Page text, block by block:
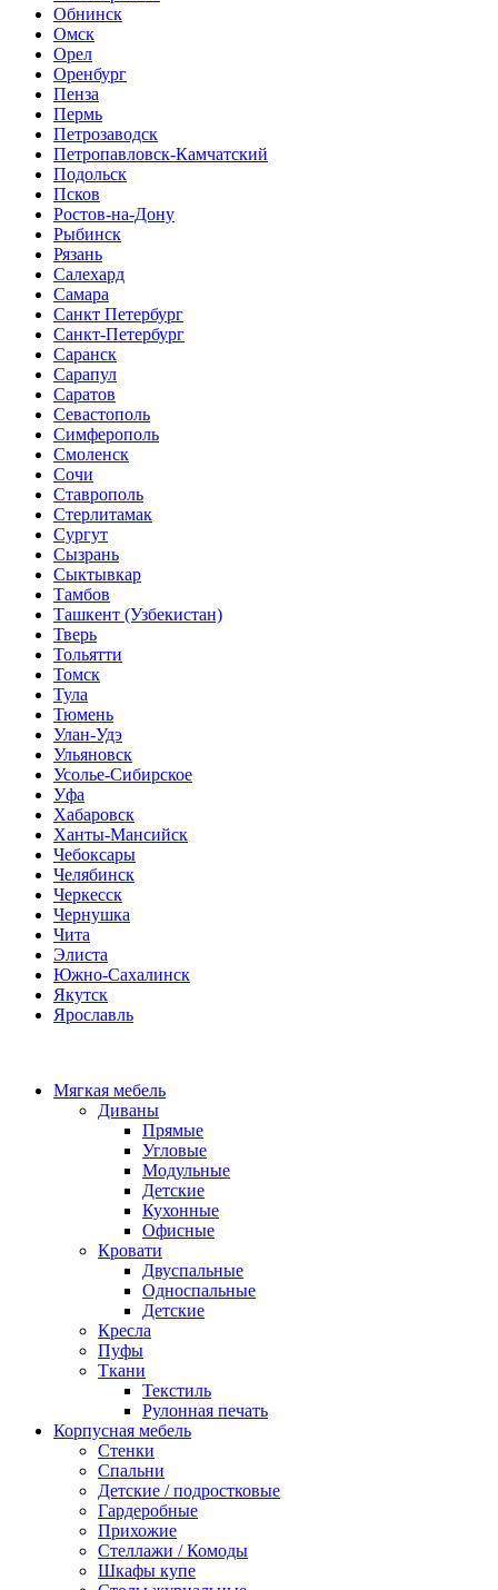
Обнинск
Омск
Орел
Оренбург
Пенза
Пермь
Петрозаводск
Петропавловск-Камчатский
Подольск
Псков
Ростов-на-Дону
Рыбинск
Рязань
Салехард
Самара
Санкт Петербург
Санкт-Петербург
Саранск
Сарапул
Саратов
Севастополь
Симферополь
Смоленск
Сочи
Ставрополь
Стерлитамак
Сургут
Сызрань
Сыктывкар
Тамбов
Ташкент (Узбекистан)
Тверь
Тольятти
Томск
Тула
Тюмень
Улан-Удэ
Ульяновск
Усолье-Сибирское
Уфа
Хабаровск
Ханты-Мансийск
Чебоксары
Челябинск
Черкесск
Чернушка
Чита
Элиста
Южно-Сахалинск
Якутск
Ярославль
Мягкая мебель
Диваны
Прямые
Угловые
Модульные
Детские
Кухонные
Офисные
Кровати
Двуспальные
Односпальные
Детские
Кресла
Пуфы
Ткани
Текстиль
Рулонная печать
Корпусная мебель
Стенки
Спальни
Детские / подростковые
Гардеробные
Прихожие
Стеллажи / Комоды
Шкафы купе